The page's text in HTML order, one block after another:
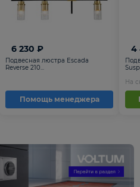
6 230 ₽
Подвесная люстра Escada
Reverse 210...
Помощь менеджера
4
На